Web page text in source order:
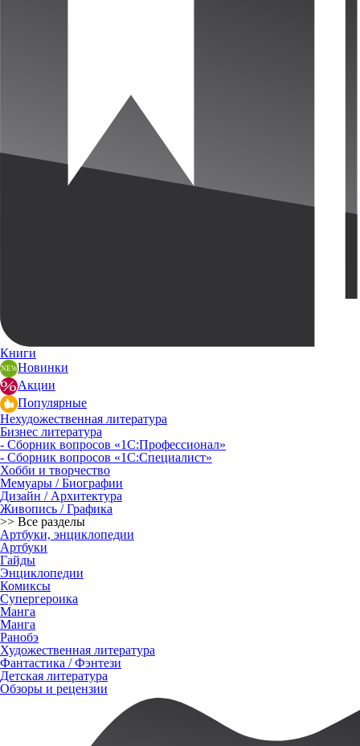
Книги
Новинки
Акции
Популярные
Нехудожественная литература
Бизнес литература
- Сборник вопросов «1С:Профессионал»
- Сборник вопросов «1С:Специалист»
Хобби и творчество
Мемуары / Биографии
Дизайн / Архитектура
Живопись / Графика
>> Все разделы
Артбуки, энциклопедии
Артбуки
Гайды
Энциклопедии
Комиксы
Супергероика
Манга
Манга
Ранобэ
Художественная литература
Фантастика / Фэнтези
Детская литература
Обзоры и рецензии